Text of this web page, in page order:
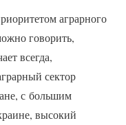
аграрного
говорить,
всегда,
сектор
с большим
высокий